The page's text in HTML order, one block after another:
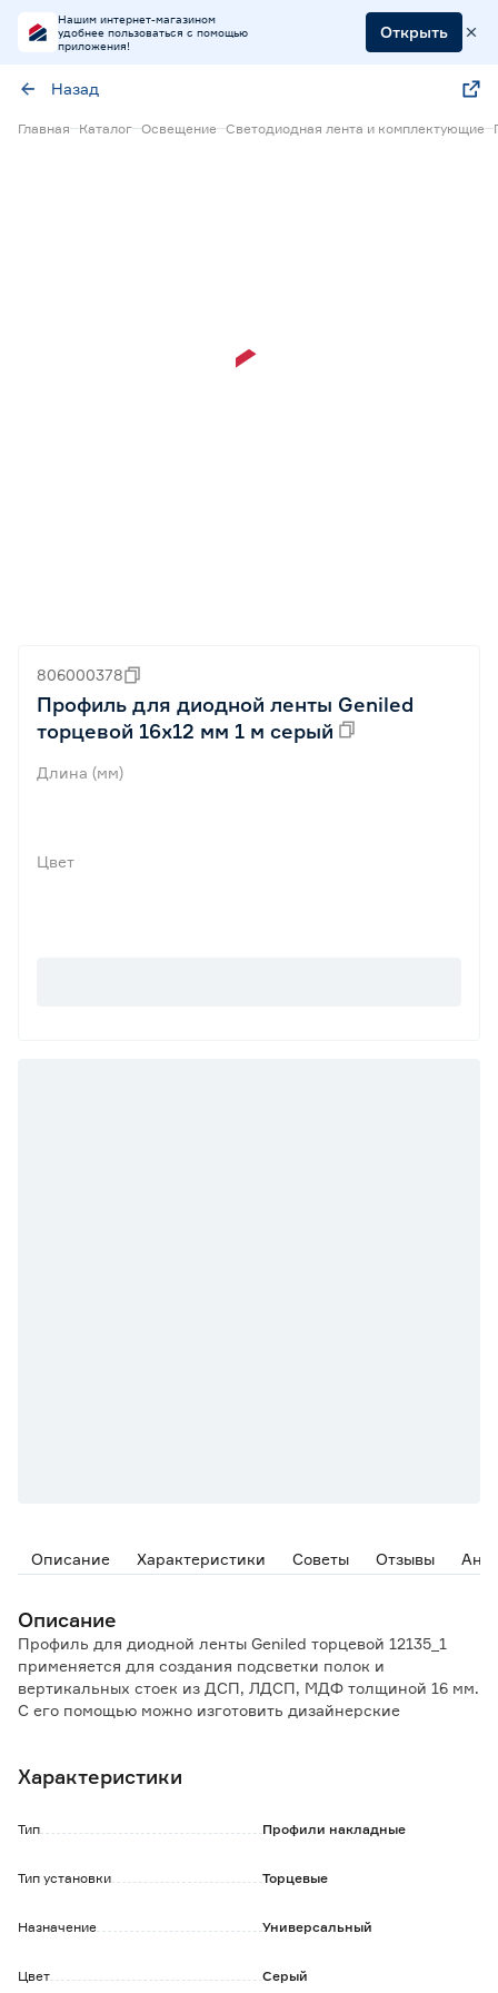
Нашим интернет-магазином
удобнее пользоваться с помощью
приложения!
Открыть
Назад
Главная Каталог Освещение Светодиодная лента и комплектующие
806000378
Профиль для диодной ленты Geniled
торцевой 16х12 мм 1 м серый
Длина (мм)
Цвет
Описание Характеристики Советы Отзывы
Описание
Профиль для диодной ленты Geniled торцевой 12135_1
применяется для создания подсветки полок и
вертикальных стоек из ДСП, ЛДСП, МДФ толщиной 16 мм.
С его помощью можно изготовить дизайнерские
- увеличенное расстояние между лентой и рассеивателем
рассеивания яркого точечного света при помощи
- функция защиты LED-ленты от внешнего механического
- с помощью профиля возможен монтаж подсветки в
Характеристики
Тип Профили накладные
Тип установки Торцевые
Назначение Универсальный
Цвет Серый